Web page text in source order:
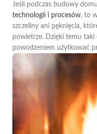
Jeśli podczas budowy
technologii i procesów, to
szczeliny ani pęknięcia,
powietrze. Dzięki temu taki
powodzeniem użytkować